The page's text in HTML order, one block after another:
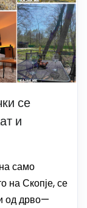
се
и
само
на Скопје, се
од дрво—